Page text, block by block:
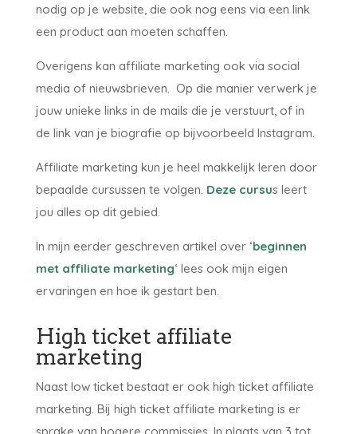
nodig op je website, die ook nog eens via een link
een product aan moeten schaffen.
Overigens kan affiliate marketing ook via social
media of nieuwsbrieven. Op die manier verwerk je
jouw unieke links in de mails die je verstuurt, of in
de link van je biografie op bijvoorbeeld Instagram.
Affiliate marketing kun je heel makkelijk leren door
bepaalde cursussen te volgen. Deze cursus leert
jou alles op dit gebied.
In mijn eerder geschreven artikel over ‘beginnen
met affiliate marketing‘ lees ook mijn eigen
ervaringen en hoe ik gestart ben.
High ticket affiliate
marketing
Naast low ticket bestaat er ook high ticket affiliate
marketing. Bij high ticket affiliate marketing is er